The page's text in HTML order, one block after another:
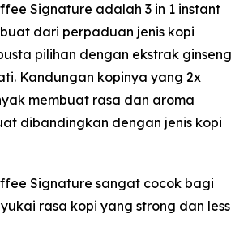
Signature adalah 3 in 1 instant
dari perpaduan jenis kopi
pilihan dengan ekstrak ginseng
Kandungan kopinya yang 2x
membuat rasa dan aroma
dibandingkan dengan jenis kopi
Signature sangat cocok bagi
rasa kopi yang strong dan less